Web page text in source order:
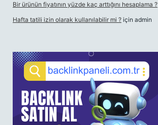
Bir ürünün fiyatının yüzde kaç arttığını hesaplama ?
Hafta tatili izin olarak kullanılabilir mi ? için admin